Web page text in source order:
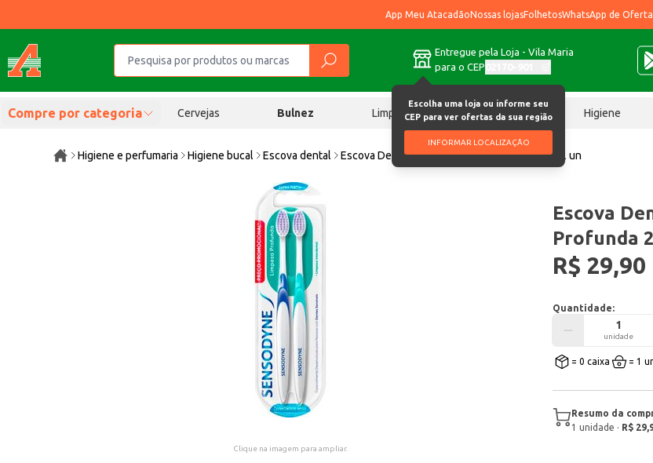
App Meu AtacadãoNossas lojasFolhetosWhatsApp de
Entregue pela Loja - Vila Maria
para o CEP
Escolha uma loja ou informe seu
CEP para ver ofertas da sua região
INFORMAR LOCALIZAÇÃO
Compre por categoria Cervejas Bulnez Limpeza Chocolates Higiene
Higiene e perfumaria Higiene bucal Escova dental Escova Dental Sensodyne Limpeza Profunda 2 un
Clique na imagem para ampliar.
Escova
Profunda
R$ 29,90
Quantidade:
unidade
= 0 caixa = 1
Resumo da
1 unidade · R$